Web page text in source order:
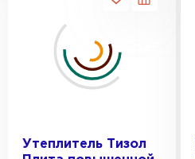
Утеплитель Тизол